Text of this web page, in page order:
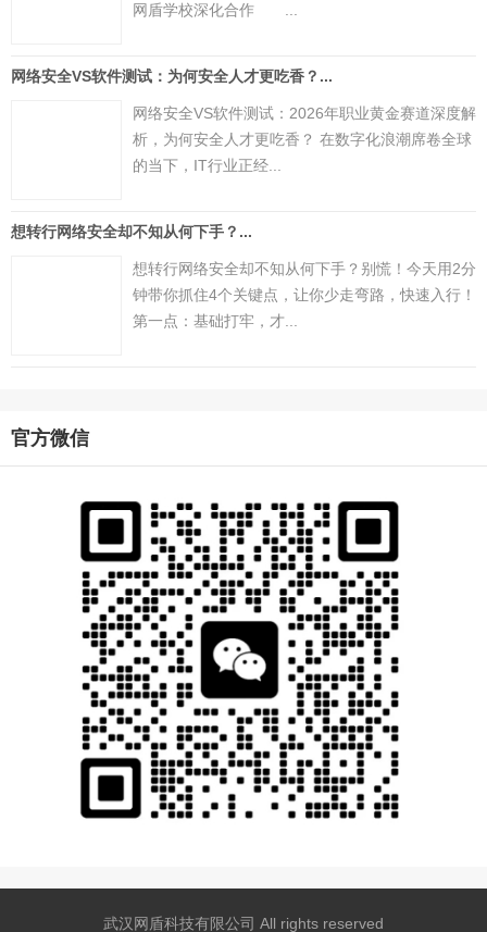
网盾学校深化合作 ...
网络安全VS软件测试：为何安全人才更吃香？...
网络安全VS软件测试：2026年职业黄金赛道深度解
析，为何安全人才更吃香？ 在数字化浪潮席卷全球
的当下，IT行业正经...
想转行网络安全却不知从何下手？...
想转行网络安全却不知从何下手？别慌！今天用2分
钟带你抓住4个关键点，让你少走弯路，快速入行！
第一点：基础打牢，才...
官方微信
武汉网盾科技有限公司 All rights reserved